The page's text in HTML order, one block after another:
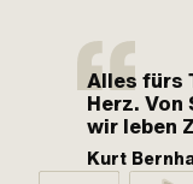
Alles fürs
Herz. Von
wir leben
Kurt